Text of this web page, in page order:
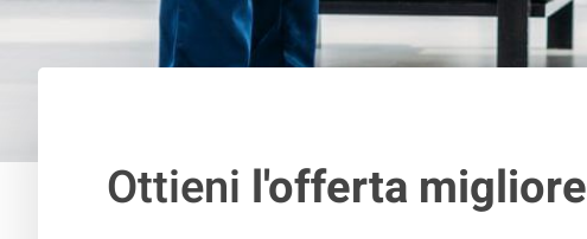
Ottieni l'offerta migliore